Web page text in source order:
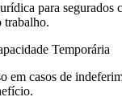
para segurados
trabalho.
Temporária
em casos de